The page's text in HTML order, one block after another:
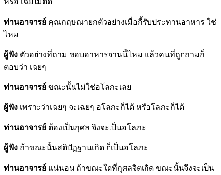
ท่านอาจารย์ คุณกฤษณายกตัวอย่างเมื่อกี้รับประทานอาหาร ใช่
ไหม
ผู้ฟัง ตัวอย่างที่ถาม ชอบอาหารจานนี้ไหม แล้วคนที่ถูกถามก็
ตอบว่า เฉยๆ
ท่านอาจารย์ ขณะนั้นไม่ใช่อโลภะเลย
ผู้ฟัง เพราะว่าเฉยๆ จะเฉยๆ อโลภะก็ได้ หรือโลภะก็ได้
ท่านอาจารย์ ต้องเป็นกุศล จึงจะเป็นอโลภะ
ผู้ฟัง ถ้าขณะนั้นสติปัฏฐานเกิด ก็เป็นอโลภะ
ท่านอาจารย์ แน่นอน ถ้าขณะใดที่กุศลจิตเกิด ขณะนั้นจึงจะเป็น